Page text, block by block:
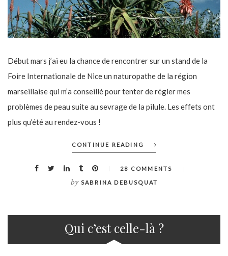
Début mars j’ai eu la chance de rencontrer sur un stand de la
Foire Internationale de Nice un naturopathe de la région
marseillaise qui m’a conseillé pour tenter de régler mes
problèmes de peau suite au sevrage de la pilule. Les effets ont
plus qu’été au rendez-vous !
CONTINUE READING
28 COMMENTS
by SABRINA DEBUSQUAT
Qui c’est celle-là ?